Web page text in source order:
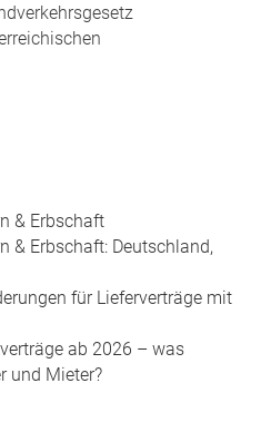
& Erbschaft
& Erbschaft: Deutschland,
für Lieferverträge mit
ab 2026 – was
und Mieter?